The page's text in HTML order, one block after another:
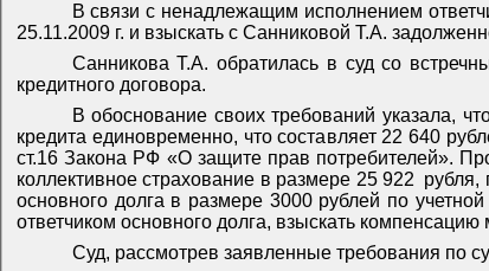
В связи с ненадлежащим исполнением
25.11.2009 г. и взыскать с Санниковой Т.А.
Санникова Т.А. обратилась в суд со
кредитного договора.
В обоснование своих требований указала,
кредита единовременно, что составляет 22 640
ст.16 Закона РФ «О защите прав потребителей».
коллективное страхование в размере 25 922 рубля,
основного долга в размере 3000 рублей по
ответчиком основного долга, взыскать
Суд, рассмотрев заявленные требования по